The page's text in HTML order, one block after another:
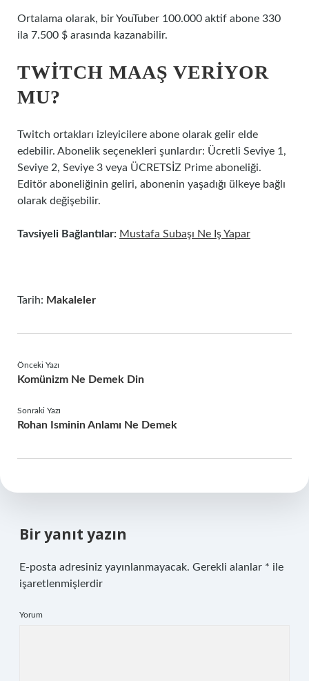
Ortalama olarak, bir YouTuber 100.000 aktif abone 330
ila 7.500 $ arasında kazanabilir.
TWITCH MAAŞ VERIYOR
MU?
Twitch ortakları izleyicilere abone olarak gelir elde
edebilir. Abonelik seçenekleri şunlardır: Ücretli Seviye 1,
Seviye 2, Seviye 3 veya ÜCRETSİZ Prime aboneliği.
Editör aboneliğinin geliri, abonenin yaşadığı ülkeye bağlı
olarak değişebilir.
Tavsiyeli Bağlantılar: Mustafa Subaşı Ne Iş Yapar
Tarih: Makaleler
Önceki Yazı
Komünizm Ne Demek Din
Sonraki Yazı
Rohan Isminin Anlamı Ne Demek
Bir yanıt yazın
E-posta adresiniz yayınlanmayacak. Gerekli alanlar * ile
işaretlenmişlerdir
Yorum